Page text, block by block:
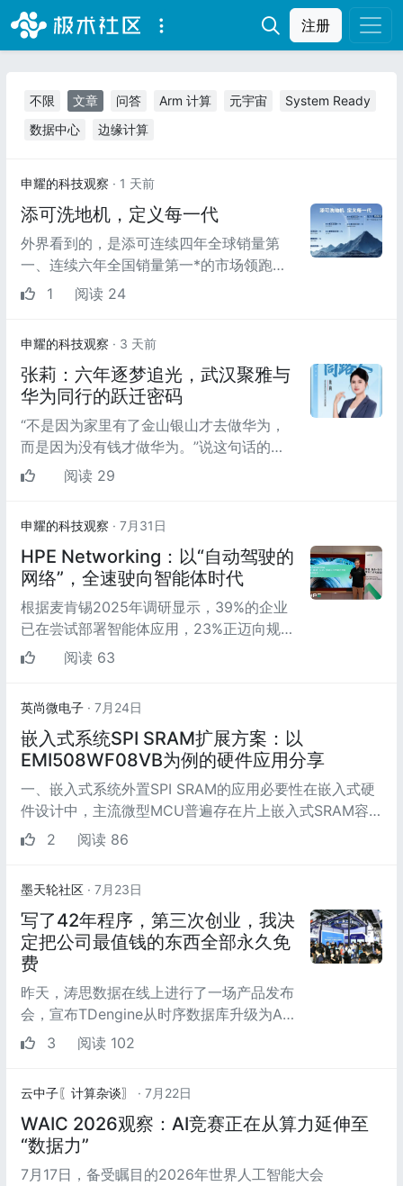
注册
不限 文章 问答 Arm 计算 元宇宙
System Ready
数据中心
边缘计算
申耀的科技观察 · 1 天前
添可洗地机，定义每一代
外界看到的，是添可连续四年全球销量第
一、连续六年全国销量第一*的市场领跑成
绩，但比发明产品更难的，是为整个行业确
1 阅读 24
申耀的科技观察 · 3 天前
张莉：六年逐梦追光，武汉聚雅与
华为同行的跃迁密码
“不是因为家里有了金山银山才去做华为，
而是因为没有钱才做华为。”说这句话的人
叫张莉，武汉聚雅科技有限公司副总经理。
阅读 29
申耀的科技观察 · 7月31日
HPE Networking：以“自动驾驶的
网络”，全速驶向智能体时代
根据麦肯锡2025年调研显示，39%的企业
已在尝试部署智能体应用，23%正迈向规模
化部署；Gartner的数据同样印证了这一趋
阅读 63
英尚微电子 · 7月24日
嵌入式系统SPI SRAM扩展方案：以
EMI508WF08VB为例的硬件应用分享
一、嵌入式系统外置SPI SRAM的应用必要性在嵌入式硬
件设计中，主流微型MCU普遍存在片上嵌入式SRAM容
量小、拓展空间有限的问题，同时MCU...
2 阅读 86
墨天轮社区 · 7月23日
写了42年程序，第三次创业，我决
定把公司最值钱的东西全部永久免
费
昨天，涛思数据在线上进行了一场产品发布
会，宣布TDengine从时序数据库升级为AI
原生的工业数据底座，并将所有功能对中小
3 阅读 102
云中子〖计算杂谈〗 · 7月22日
WAIC 2026观察：AI竞赛正在从算力延伸至
“数据力”
7月17日，备受瞩目的2026年世界人工智能大会